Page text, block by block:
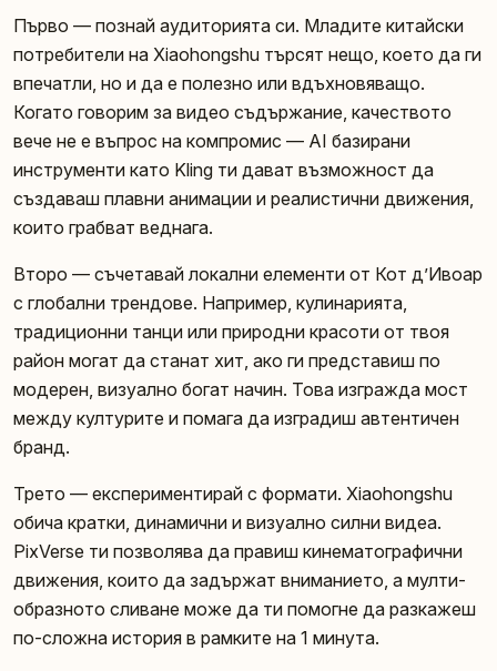
Първо — познай аудиторията си. Младите китайски
потребители на Xiaohongshu търсят нещо, което да ги
впечатли, но и да е полезно или вдъхновяващо.
Когато говорим за видео съдържание, качеството
вече не е въпрос на компромис — AI базирани
инструменти като Kling ти дават възможност да
създаваш плавни анимации и реалистични движения,
които грабват веднага.
Второ — съчетавай локални елементи от Кот д’Ивоар
с глобални трендове. Например, кулинарията,
традиционни танци или природни красоти от твоя
район могат да станат хит, ако ги представиш по
модерен, визуално богат начин. Това изгражда мост
между културите и помага да изградиш автентичен
бранд.
Трето — експериментирай с формати. Xiaohongshu
обича кратки, динамични и визуално силни видеа.
PixVerse ти позволява да правиш кинематографични
движения, които да задържат вниманието, а мулти-
образното сливане може да ти помогне да разкажеш
по-сложна история в рамките на 1 минута.